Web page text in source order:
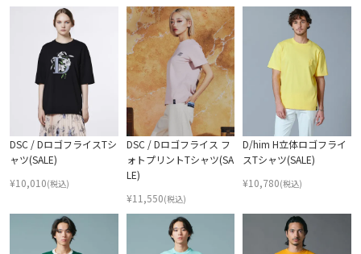
DSC / DロゴフライスTシ
ャツ(SALE)
¥10,010(税込)
DSC / Dロゴフライス フ
ォトプリントTシャツ(SA
LE)
¥11,550(税込)
D/him H立体ロゴフライ
スTシャツ(SALE)
¥10,780(税込)